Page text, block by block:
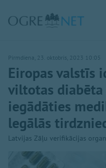
Pirmdiena, 23. oktobris, 2023 10:05
Eiropas valstīs
viltotas diabēta
iegādāties
legālās
Latvijas Zāļu verifikācijas